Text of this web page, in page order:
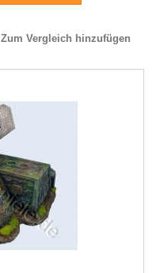
Zum Vergleich hinzufügen